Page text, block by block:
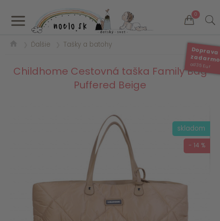
a 0
Doprava
od 35 Eur
Ďalšie Tašky a batohy
Childhome Cestovná taška Family Bag
Puffered Beige
skladom
- 14 %